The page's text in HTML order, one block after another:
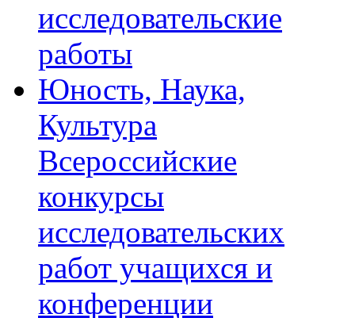
исследовательские
работы
Юность, Наука,
Культура
Всероссийские
конкурсы
исследовательских
работ учащихся и
конференции